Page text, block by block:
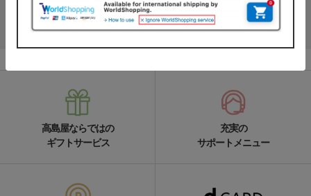
LINEの友達追加をする
高島屋ならではの
ギフトサービス
充実の
サポートメニュー